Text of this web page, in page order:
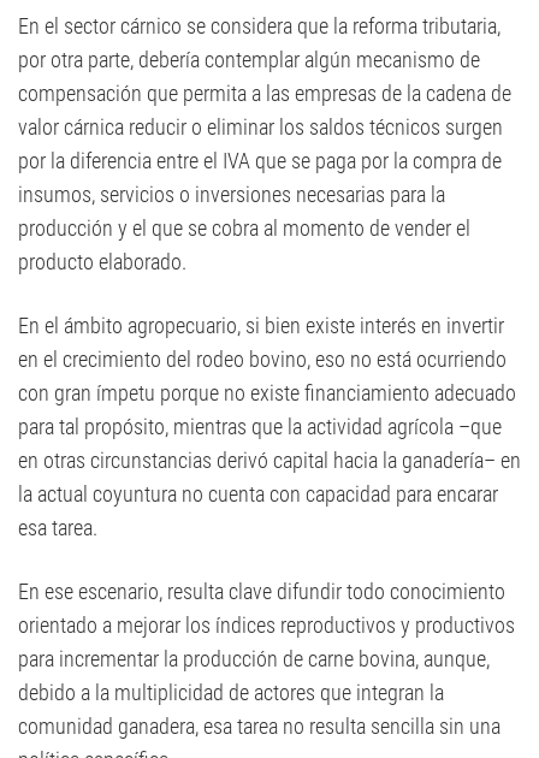
En el sector cárnico se considera que la reforma tributaria,
por otra parte, debería contemplar algún mecanismo de
compensación que permita a las empresas de la cadena de
valor cárnica reducir o eliminar los saldos técnicos surgen
por la diferencia entre el IVA que se paga por la compra de
insumos, servicios o inversiones necesarias para la
producción y el que se cobra al momento de vender el
producto elaborado.
En el ámbito agropecuario, si bien existe interés en invertir
en el crecimiento del rodeo bovino, eso no está ocurriendo
con gran ímpetu porque no existe financiamiento adecuado
para tal propósito, mientras que la actividad agrícola –que
en otras circunstancias derivó capital hacia la ganadería– en
la actual coyuntura no cuenta con capacidad para encarar
esa tarea.
En ese escenario, resulta clave difundir todo conocimiento
orientado a mejorar los índices reproductivos y productivos
para incrementar la producción de carne bovina, aunque,
debido a la multiplicidad de actores que integran la
comunidad ganadera, esa tarea no resulta sencilla sin una